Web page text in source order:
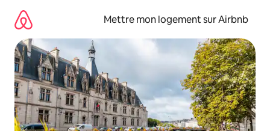
directement
contenu
Mettre mon logement sur Airbnb